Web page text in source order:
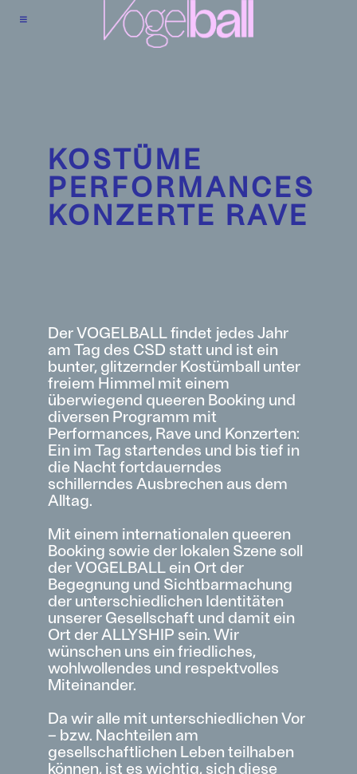
KOSTÜME
PERFORMANCES
KONZERTE RAVE
Der VOGELBALL findet jedes Jahr
am Tag des CSD statt und ist ein
bunter, glitzernder Kostümball unter
freiem Himmel mit einem
überwiegend queeren Booking und
diversen Programm mit
Performances, Rave und Konzerten:
Ein im Tag startendes und bis tief in
die Nacht fortdauerndes
schillerndes Ausbrechen aus dem
Alltag.
Mit einem internationalen queeren
Booking sowie der lokalen Szene soll
der VOGELBALL ein Ort der
Begegnung und Sichtbarmachung
der unterschiedlichen Identitäten
unserer Gesellschaft und damit ein
Ort der ALLYSHIP sein. Wir
wünschen uns ein friedliches,
wohlwollendes und respektvolles
Miteinander.
Da wir alle mit unterschiedlichen Vor
– bzw. Nachteilen am
gesellschaftlichen Leben teilhaben
können, ist es wichtig, sich diese